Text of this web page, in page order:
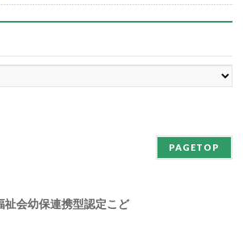
PAGETOP
会幼保連携型認定こど